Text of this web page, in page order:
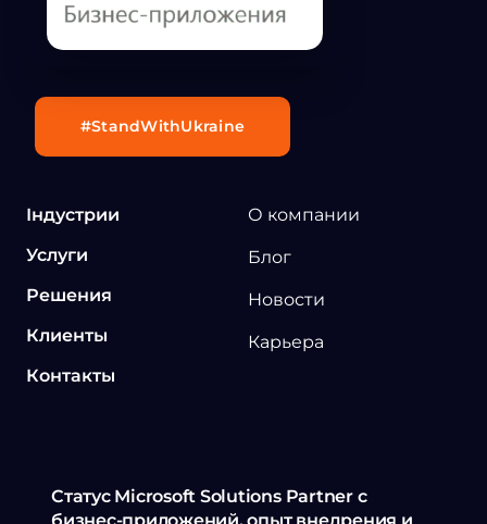
Індустрии
Услуги
Решения
Клиенты
Контакты
О компании
Блог
Новости
Карьера
Статус Microsoft Solutions Partner с
бизнес-приложений, опыт внедрения и
#StandWithUkraine